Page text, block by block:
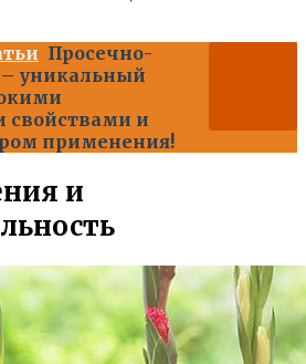
Просечно-
уникальный
и
применения!
и